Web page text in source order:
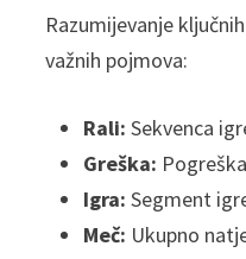
Razumijevanje
važnih pojmova:
Rali: Sekvenca
Greška:
Igra: Segment
Meč: Ukupno